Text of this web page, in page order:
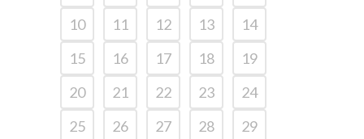
10
11 12 13
14
15
16 17 18
19
20
21 22 23
24
25
26 27 28
29